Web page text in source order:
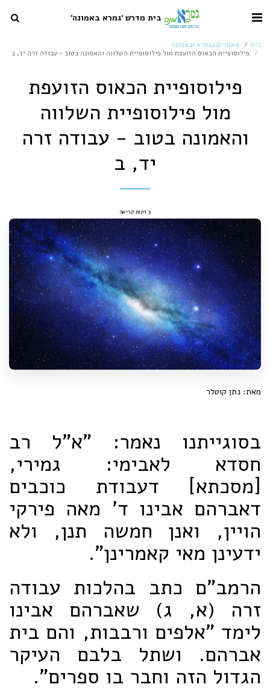
בית מדרש 'גמרא באמונה'
בית
מאמרים בגמרא ובאמונה
פילוסופיית הכאוס הזועפת מול פילוסופיית השלווה והאמונה בטוב - עבודה זרה יד, ב
פילוסופיית הכאוס הזועפת
מול פילוסופיית השלווה
והאמונה בטוב - עבודה זרה
יד, ב
3 דקות קריאה
מאת: נתן קוטלר
בסוגייתנו נאמר: "א"ל רב
חסדא לאבימי: גמירי,
[מסכתא] דעבודת כוכבים
דאברהם אבינו ד' מאה פירקי
הויין, ואנן חמשה תנן, ולא
ידעינן מאי קאמרינן".
הרמב"ם כתב בהלכות עבודה
זרה (א, ג) שאברהם אבינו
לימד "אלפים ורבבות, והם בית
אברהם. ושתל בלבם העיקר
הגדול הזה וחבר בו ספרים".